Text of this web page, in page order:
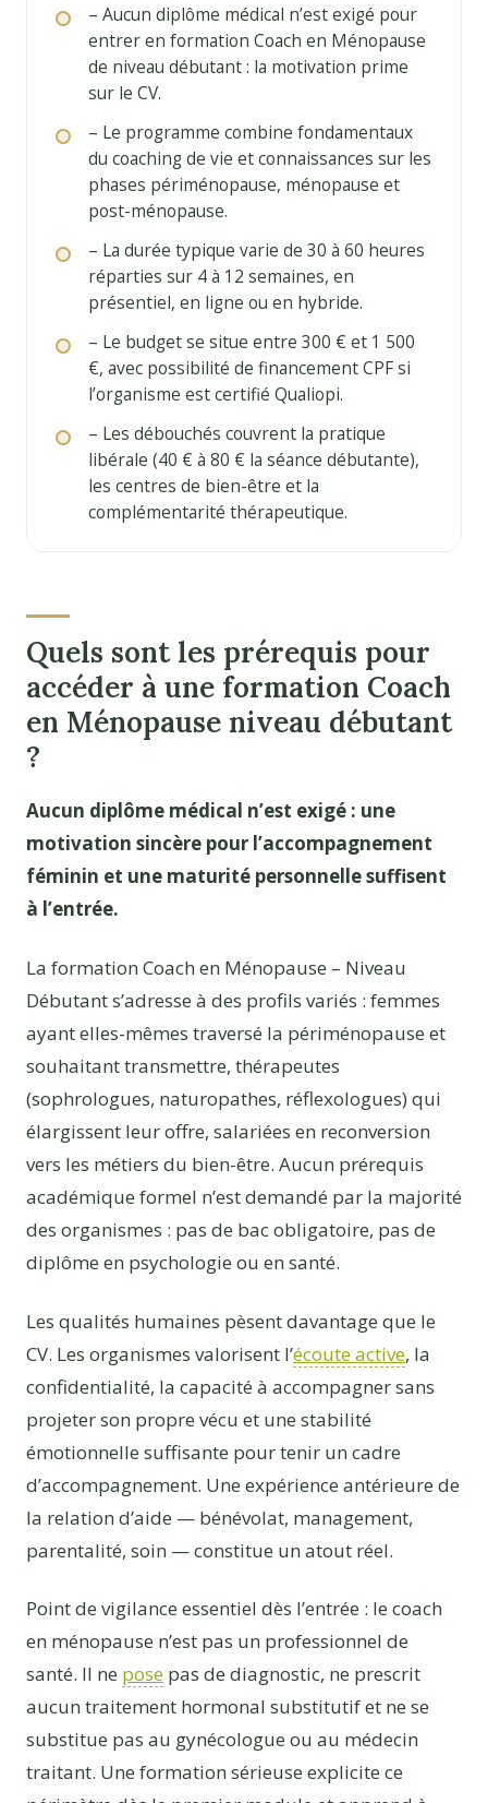
– Aucun diplôme médical n’est exigé pour
entrer en formation Coach en Ménopause
de niveau débutant : la motivation prime
sur le CV.
– Le programme combine fondamentaux
du coaching de vie et connaissances sur les
phases périménopause, ménopause et
post-ménopause.
– La durée typique varie de 30 à 60 heures
réparties sur 4 à 12 semaines, en
présentiel, en ligne ou en hybride.
– Le budget se situe entre 300 € et 1 500
€, avec possibilité de financement CPF si
l’organisme est certifié Qualiopi.
– Les débouchés couvrent la pratique
libérale (40 € à 80 € la séance débutante),
les centres de bien-être et la
complémentarité thérapeutique.
Quels sont les prérequis pour
accéder à une formation Coach
en Ménopause niveau débutant
?
Aucun diplôme médical n’est exigé : une
motivation sincère pour l’accompagnement
féminin et une maturité personnelle suffisent
à l’entrée.
La formation Coach en Ménopause – Niveau
Débutant s’adresse à des profils variés : femmes
ayant elles-mêmes traversé la périménopause et
souhaitant transmettre, thérapeutes
(sophrologues, naturopathes, réflexologues) qui
élargissent leur offre, salariées en reconversion
vers les métiers du bien-être. Aucun prérequis
académique formel n’est demandé par la majorité
des organismes : pas de bac obligatoire, pas de
diplôme en psychologie ou en santé.
Les qualités humaines pèsent davantage que le
CV. Les organismes valorisent l’écoute active, la
confidentialité, la capacité à accompagner sans
projeter son propre vécu et une stabilité
émotionnelle suffisante pour tenir un cadre
d’accompagnement. Une expérience antérieure de
la relation d’aide — bénévolat, management,
parentalité, soin — constitue un atout réel.
Point de vigilance essentiel dès l’entrée : le coach
en ménopause n’est pas un professionnel de
santé. Il ne pose pas de diagnostic, ne prescrit
aucun traitement hormonal substitutif et ne se
substitue pas au gynécologue ou au médecin
traitant. Une formation sérieuse explicite ce